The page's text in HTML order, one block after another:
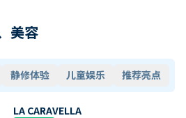
美容
静修体验 儿童娱乐 推荐亮点
LA CARAVELLA